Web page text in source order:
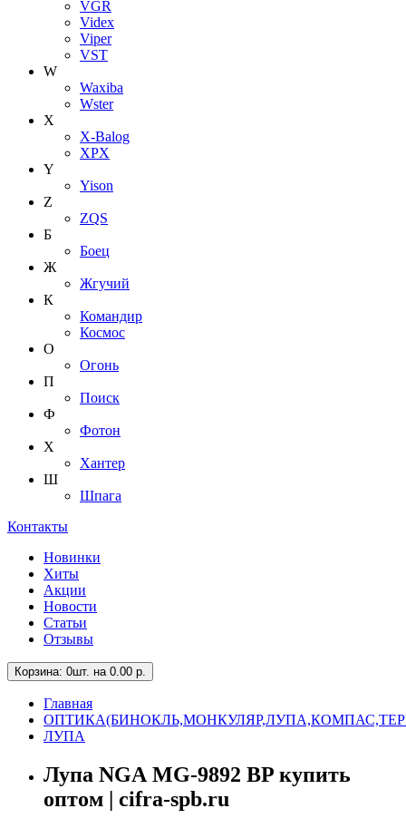
VGR
Videx
Viper
VST
W
Waxiba
Wster
X
X-Balog
XPX
Y
Yison
Z
ZQS
Б
Боец
Ж
Жгучий
К
Командир
Космос
О
Огонь
П
Поиск
Ф
Фотон
Х
Хантер
Ш
Шпага
Контакты
Новинки
Хиты
Акции
Новости
Статьи
Отзывы
Корзина: 0шт. на 0.00 р.
Главная
ЛУПА
Лупа NGА MG-9892 BP купить
оптом | cifra-spb.ru